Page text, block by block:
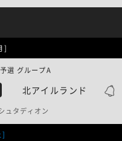
]
北アイルランド
グループA
ュタディオン
]